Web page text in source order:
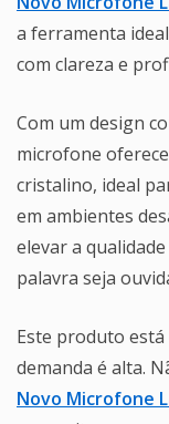
a ferramenta
com clareza e
Com um design
microfone
cristalino, ideal
em ambientes
elevar a
palavra seja
Este produto
demanda é alta.
Novo Microfone